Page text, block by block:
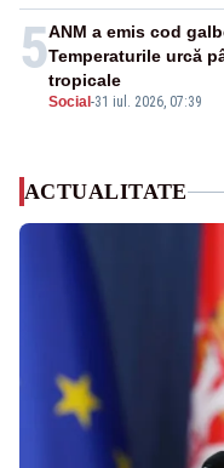
5
Social -31 iul. 2026, 07:39
ANM a emis cod
Temperaturile urcă
tropicale
ACTUALITATE